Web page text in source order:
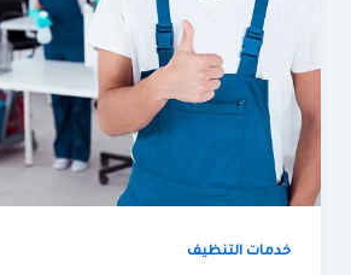
خدمات التنظيف